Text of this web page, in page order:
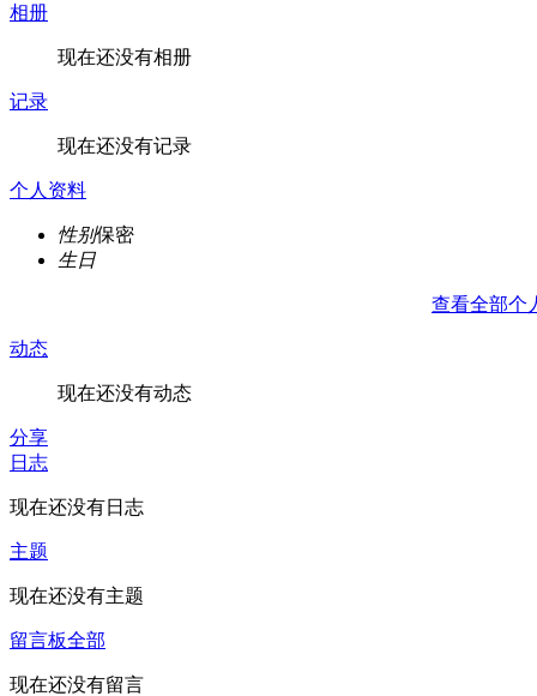
相册
现在还没有相册
记录
现在还没有记录
个人资料
性别保密
生日
查看全部个
动态
现在还没有动态
分享
日志
现在还没有日志
主题
现在还没有主题
留言板全部
现在还没有留言